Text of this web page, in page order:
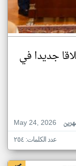
جديدا في
May 24, 2026
عدد الكلمات: ٢٥٤